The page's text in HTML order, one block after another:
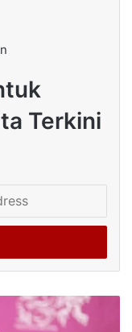
Terkini